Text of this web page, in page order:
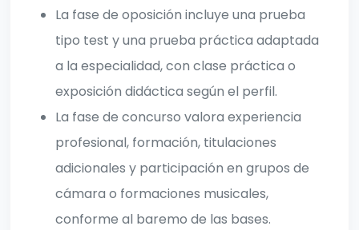
La fase de oposición incluye una prueba
tipo test y una prueba práctica adaptada
a la especialidad, con clase práctica o
exposición didáctica según el perfil.
La fase de concurso valora experiencia
profesional, formación, titulaciones
adicionales y participación en grupos de
cámara o formaciones musicales,
conforme al baremo de las bases.